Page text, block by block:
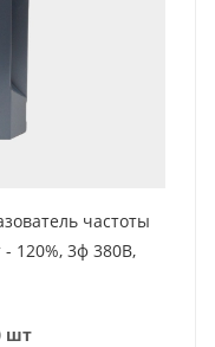
частоты
- 120%, 3ф 380В,
шт